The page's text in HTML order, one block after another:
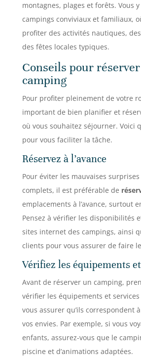
montagnes, plages et forêts. Vous
campings conviviaux et familiaux,
profiter des activités nautiques,
des fêtes locales typiques.
Conseils pour
camping
Pour profiter pleinement de votre
important de bien planifier et
où vous souhaitez séjourner. Voici
pour vous faciliter la tâche.
Réservez à l’avance
Pour éviter les mauvaises
complets, il est préférable de
emplacements à l’avance, surtout
Pensez à vérifier les disponibilités
sites internet des campings, ainsi
clients pour vous assurer de faire
Vérifiez les équipements
Avant de réserver un camping,
vérifier les équipements et
vous assurer qu’ils correspondent
vos envies. Par exemple, si vous
enfants, assurez-vous que le
piscine et d’animations adaptées.